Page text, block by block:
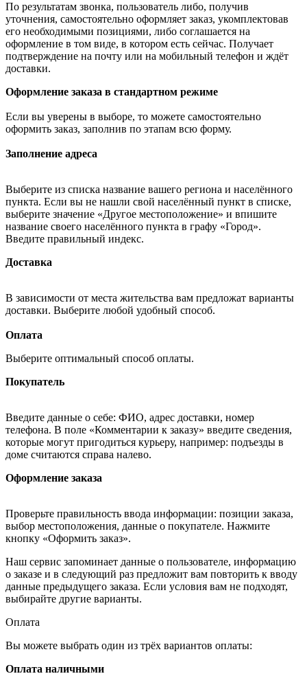
По результатам звонка, пользователь либо, получив
уточнения, самостоятельно оформляет заказ, укомплектовав
его необходимыми позициями, либо соглашается на
оформление в том виде, в котором есть сейчас. Получает
подтверждение на почту или на мобильный телефон и ждёт
доставки.
Оформление заказа в стандартном режиме
Если вы уверены в выборе, то можете самостоятельно
оформить заказ, заполнив по этапам всю форму.
Заполнение адреса
Выберите из списка название вашего региона и населённого
пункта. Если вы не нашли свой населённый пункт в списке,
выберите значение «Другое местоположение» и впишите
название своего населённого пункта в графу «Город».
Введите правильный индекс.
Доставка
В зависимости от места жительства вам предложат варианты
доставки. Выберите любой удобный способ.
Оплата
Выберите оптимальный способ оплаты.
Покупатель
Введите данные о себе: ФИО, адрес доставки, номер
телефона. В поле «Комментарии к заказу» введите сведения,
которые могут пригодиться курьеру, например: подъезды в
доме считаются справа налево.
Оформление заказа
Проверьте правильность ввода информации: позиции заказа,
выбор местоположения, данные о покупателе. Нажмите
кнопку «Оформить заказ».
Наш сервис запоминает данные о пользователе, информацию
о заказе и в следующий раз предложит вам повторить к вводу
данные предыдущего заказа. Если условия вам не подходят,
выбирайте другие варианты.
Оплата
Вы можете выбрать один из трёх вариантов оплаты:
Оплата наличными